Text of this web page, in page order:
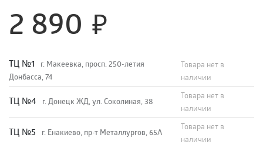
2 890
TЦ №1
г. Макеевка, просп. 250-летия
Донбасса, 74
Товара нет в
наличии
TЦ №4 г. Донецк ЖД, ул. Соколиная, 38
Товара нет в
наличии
TЦ №5 г. Енакиево, пр-т Металлургов, 65А
Товара нет в
наличии